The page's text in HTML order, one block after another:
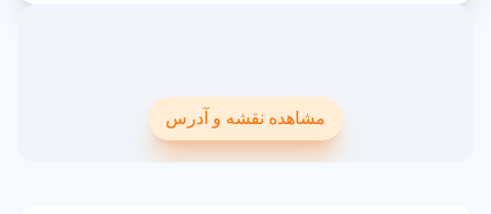
مشاهده نقشه و آدرس